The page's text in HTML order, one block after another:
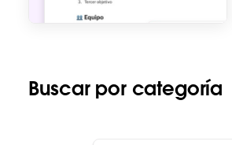
Buscar por categoría